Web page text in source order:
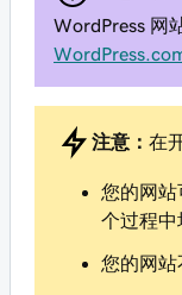
WordPress 网
注意： 在
您的网站
个过程中
您的网站